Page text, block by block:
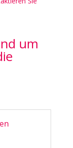
um